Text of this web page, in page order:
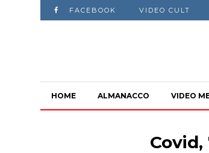
FACEBOOK VIDEO CULT
HOME ALMANACCO VIDEO